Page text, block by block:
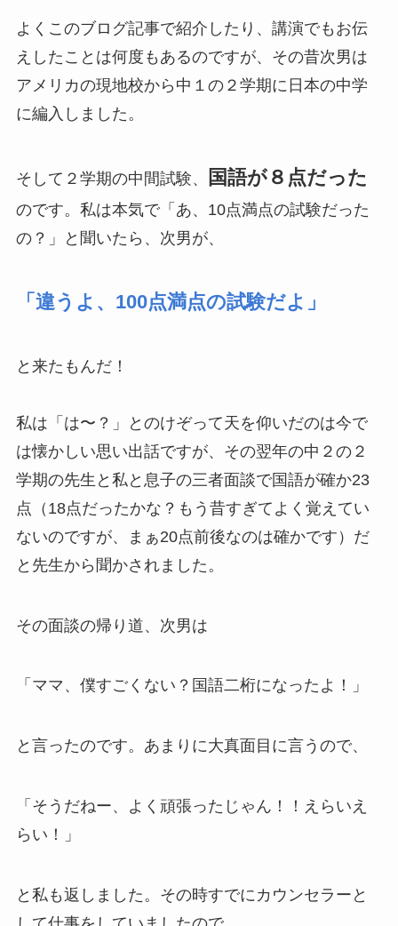
よくこのブログ記事で紹介したり、講演でもお伝
えしたことは何度もあるのですが、その昔次男は
アメリカの現地校から中１の２学期に日本の中学
に編入しました。
そして２学期の中間試験、 国語が８点だった
のです。私は本気で「あ、10点満点の試験だった
の？」と聞いたら、次男が、
「違うよ、100点満点の試験だよ」
と来たもんだ！
私は「は〜？」とのけぞって天を仰いだのは今で
は懐かしい思い出話ですが、その翌年の中２の２
学期の先生と私と息子の三者面談で国語が確か23
点（18点だったかな？もう昔すぎてよく覚えてい
ないのですが、まぁ20点前後なのは確かです）だ
と先生から聞かされました。
その面談の帰り道、次男は
「ママ、僕すごくない？国語二桁になったよ！」
と言ったのです。あまりに大真面目に言うので、
「そうだねー、よく頑張ったじゃん！！えらいえ
らい！」
と私も返しました。その時すでにカウンセラーと